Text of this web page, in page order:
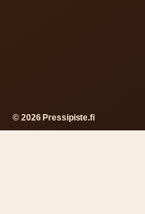
© 2026 Pressipiste.fi